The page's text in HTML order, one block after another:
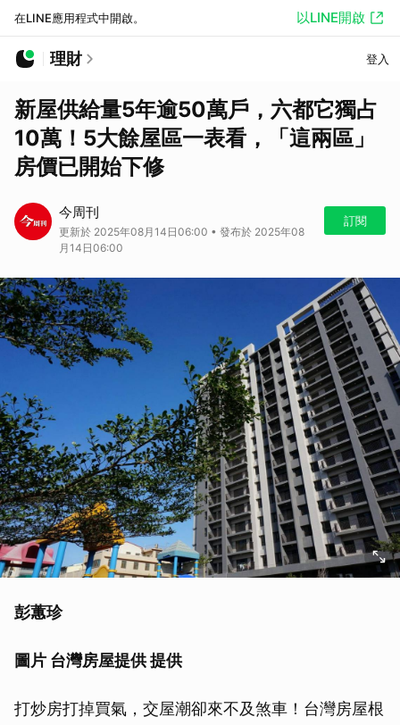
在LINE應用程式中開啟。 以LINE開啟
理財 登入
新屋供給量5年逾50萬戶，六都它獨占
10萬！5大餘屋區一表看，「這兩區」
房價已開始下修
今周刊
更新於 2025年08月14日06:00 • 發布於 2025年08
月14日06:00
訂閱
彭蕙珍
圖片 台灣房屋提供 提供
打炒房打掉買氣，交屋潮卻來不及煞車！台灣房屋根